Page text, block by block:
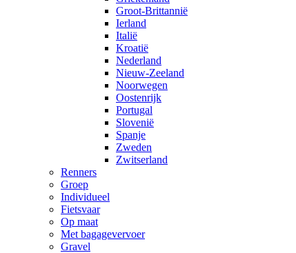
Groot-Brittannië
Ierland
Italië
Kroatië
Nederland
Nieuw-Zeeland
Noorwegen
Oostenrijk
Portugal
Slovenië
Spanje
Zweden
Zwitserland
Renners
Groep
Individueel
Fietsvaar
Op maat
Met bagagevervoer
Gravel